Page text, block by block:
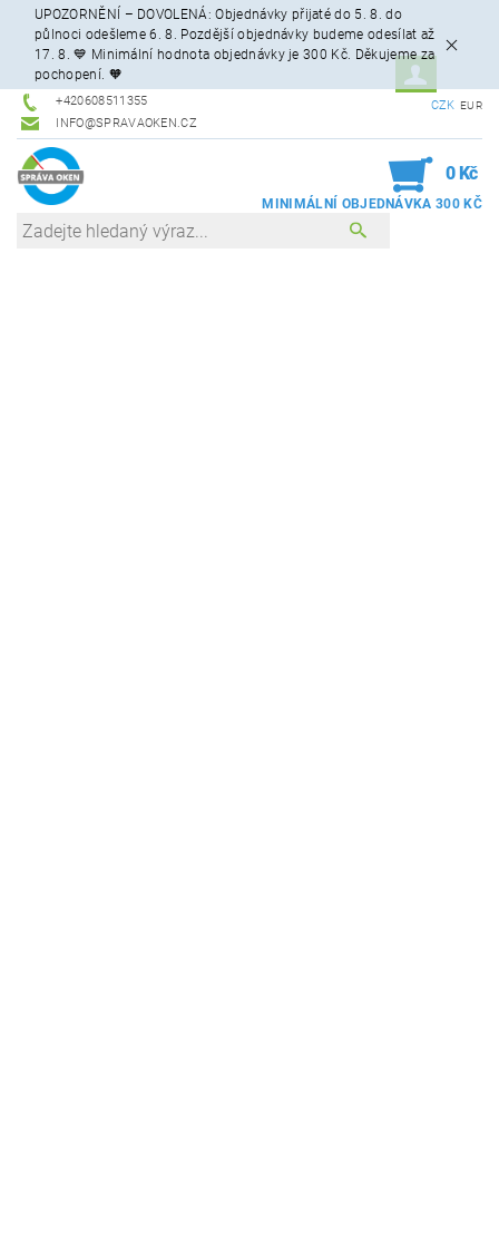
UPOZORNĚNÍ – DOVOLENÁ: Objednávky přijaté do 5. 8. do
půlnoci odešleme 6. 8. Pozdější objednávky budeme odesílat až
17. 8. 💙 Minimální hodnota objednávky je 300 Kč. Děkujeme za
pochopení. 🧡
+420608511355
INFO@SPRAVAOKEN.CZ
CZK EUR
0 Kč